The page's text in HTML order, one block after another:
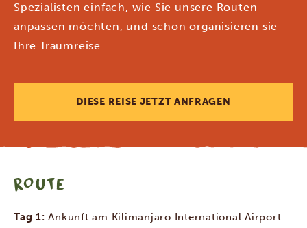
Spezialisten einfach, wie Sie unsere Routen
anpassen möchten, und schon organisieren sie
Ihre Traumreise.
DIESE REISE JETZT ANFRAGEN
ROUTE
Tag 1:Ankunft am Kilimanjaro International Airport